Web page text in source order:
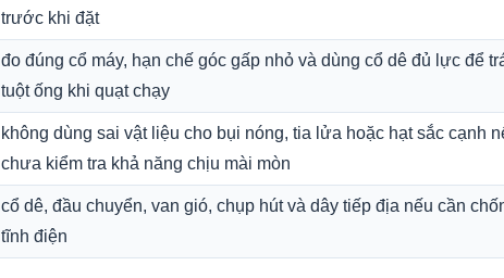
trước khi đặt
đo đúng cổ máy, hạn chế góc gấp nhỏ và dùng cổ dê đủ lực để
tuột ống khi quạt chạy
không dùng sai vật liệu cho bụi nóng, tia lửa hoặc hạt sắc cạnh
chưa kiểm tra khả năng chịu mài mòn
cổ dê, đầu chuyển, van gió, chụp hút và dây tiếp địa nếu cần
tĩnh điện